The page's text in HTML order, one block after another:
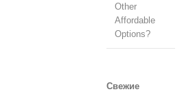
Other
Affordable
Options?
Свежие